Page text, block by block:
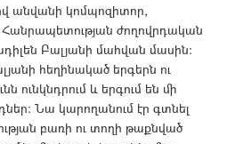
անվանի կոմպոզիտոր,
ժողովրդական
Բալյանի մահվան մասին:
հեղինակած երգերն ու
ունկնդրում և երգում են մի
Նա կարողանում էր գտնել
բառի ու տողի թաքնված